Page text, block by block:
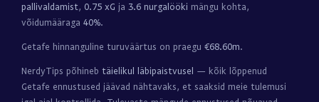
pallivaldamist, 0.75 xG ja 3.6 nurgalööki mängu kohta,
võidumääraga 40%.
Getafe hinnanguline turuväärtus on praegu €68.60m.
NerdyTips põhineb täielikul läbipaistvusel — kõik lõppenud
Getafe ennustused jäävad nähtavaks, et saaksid meie tulemusi